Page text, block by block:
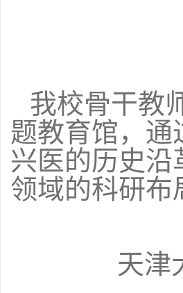
我校骨干教
题教育馆，通
兴医的历史沿
领域的科研布
天津